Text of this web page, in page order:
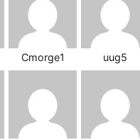
Cmorge1 uug5